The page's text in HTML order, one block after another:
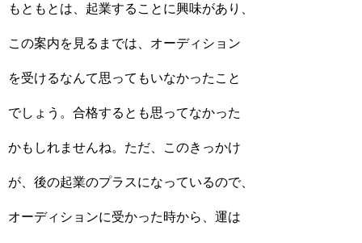
もともとは、起業することに興味があり、
この案内を見るまでは、オーディション
を受けるなんて思ってもいなかったこと
でしょう。合格するとも思ってなかった
かもしれませんね。ただ、このきっかけ
が、後の起業のプラスになっているので、
オーディションに受かった時から、運は